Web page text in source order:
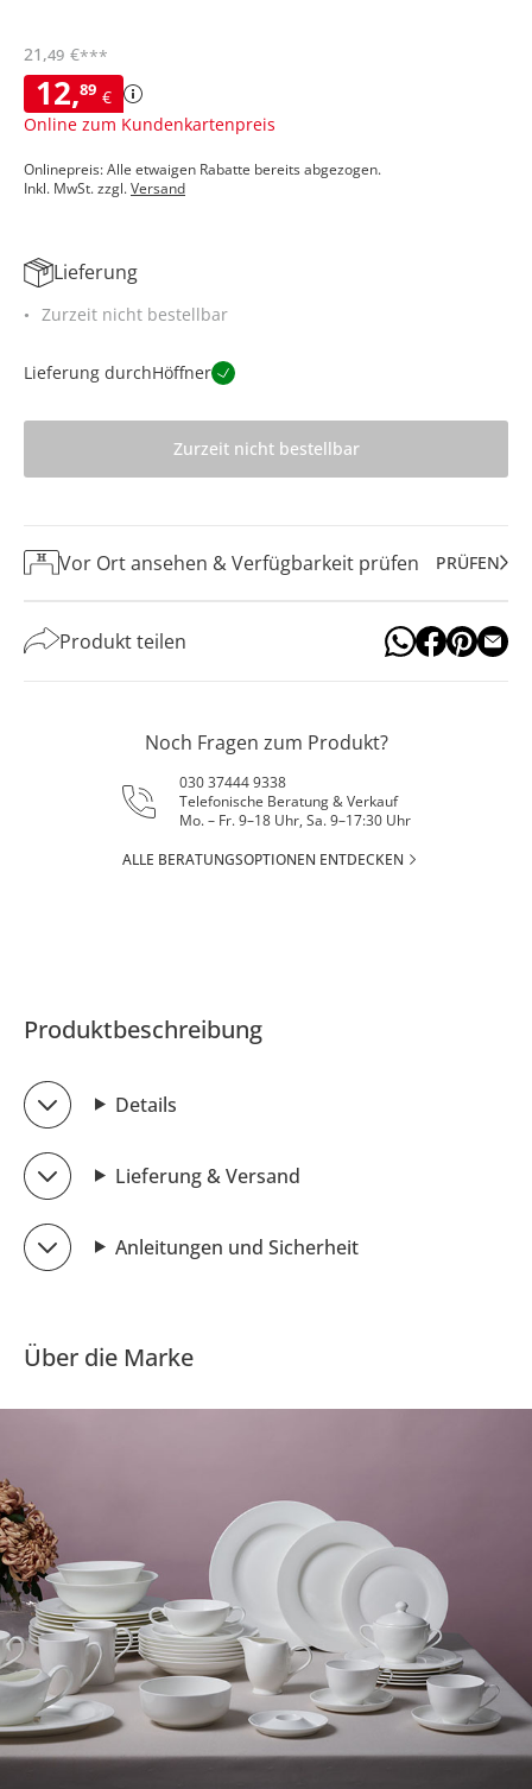
12,89 €
Online zum Kundenkartenpreis
21 ,49 €***
Onlinepreis: Alle etwaigen Rabatte bereits abgezogen.
Inkl. MwSt. zzgl.Versand
Lieferung
Zurzeit nicht bestellbar
Lieferung durchHöffner
Zurzeit nicht bestellbar
Vor Ort ansehen & Verfügbarkeit prüfen PRÜFEN
Produkt teilen
Noch Fragen zum Produkt?
030 37444 9338
Telefonische Beratung & Verkauf
Mo. – Fr. 9–18 Uhr, Sa. 9–17:30 Uhr
ALLE BERATUNGSOPTIONEN ENTDECKEN
Produktbeschreibung
Details
Lieferung & Versand
Anleitungen und Sicherheit
Über die Marke